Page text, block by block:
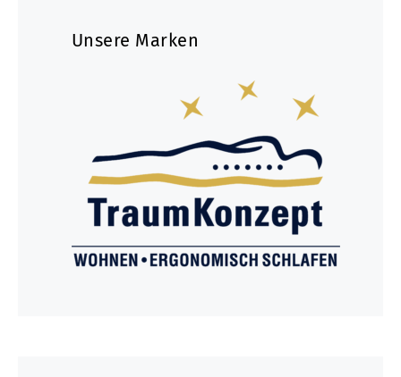
Unsere Marken